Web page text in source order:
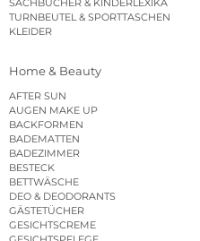
TURNBEUTEL & SPORTTASCHEN
KLEIDER
Home & Beauty
AFTER SUN
AUGEN MAKE UP
BACKFORMEN
BADEMATTEN
BADEZIMMER
BESTECK
BETTWÄSCHE
DEO & DEODORANTS
GÄSTETÜCHER
GESICHTSCREME